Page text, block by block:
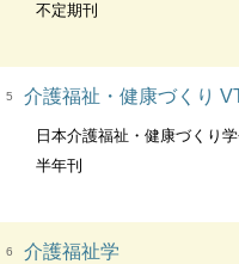
不定期刊
5 介護福祉・健康づくり
日本介護福祉・健康づくり
半年刊
6 介護福祉学